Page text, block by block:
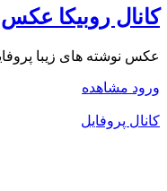
کانال روبیکا
عکس نوشته های زیبا
ورود مشاهده
کانال پروفایل